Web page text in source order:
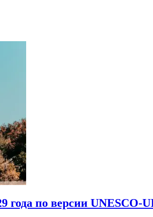
года по версии UNESCO-